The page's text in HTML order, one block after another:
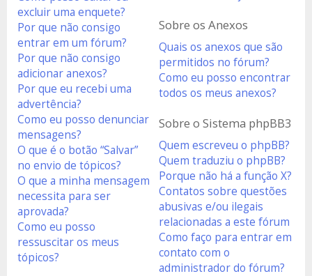
excluir uma enquete?
Por que não consigo
entrar em um fórum?
Por que não consigo
adicionar anexos?
Por que eu recebi uma
advertência?
Como eu posso denunciar
mensagens?
O que é o botão “Salvar”
no envio de tópicos?
O que a minha mensagem
necessita para ser
aprovada?
Como eu posso
ressuscitar os meus
tópicos?
Sobre os Anexos
Quais os anexos que são
permitidos no fórum?
Como eu posso encontrar
todos os meus anexos?
Sobre o Sistema phpBB3
Quem escreveu o phpBB?
Quem traduziu o phpBB?
Porque não há a função X?
Contatos sobre questões
abusivas e/ou ilegais
relacionadas a este fórum
Como faço para entrar em
contato com o
administrador do fórum?